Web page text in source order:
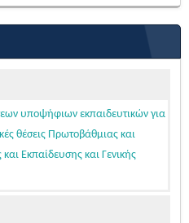
υποψήφιων εκπαιδευτικών για
θέσεις Πρωτοβάθμιας και
Εκπαίδευσης και Γενικής
το με αριθμό πρωτ.